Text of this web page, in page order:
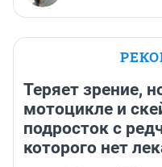
Теряет зрение,
мотоцикле и
подросток с
которого нет